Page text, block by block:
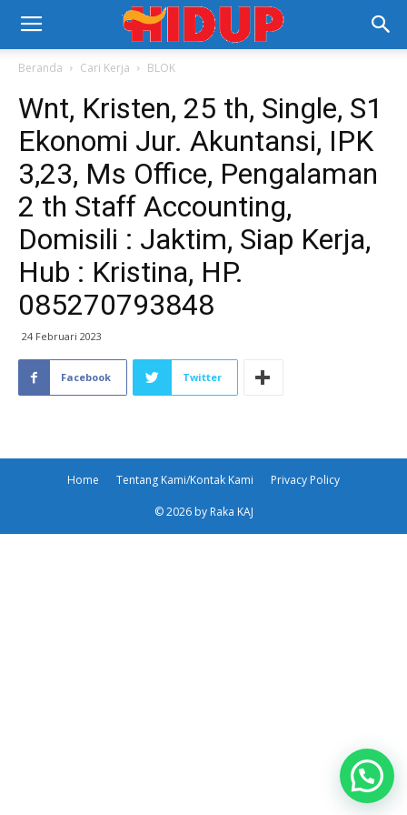
Beranda Cari Kerja BLOK
Wnt, Kristen, 25 th, Single, S1
Ekonomi Jur. Akuntansi, IPK
3,23, Ms Office, Pengalaman
2 th Staff Accounting,
Domisili : Jaktim, Siap Kerja,
Hub : Kristina, HP.
085270793848
24 Februari 2023
Facebook Twitter
Home Tentang Kami/Kontak Kami Privacy Policy
© 2026 by Raka KAJ